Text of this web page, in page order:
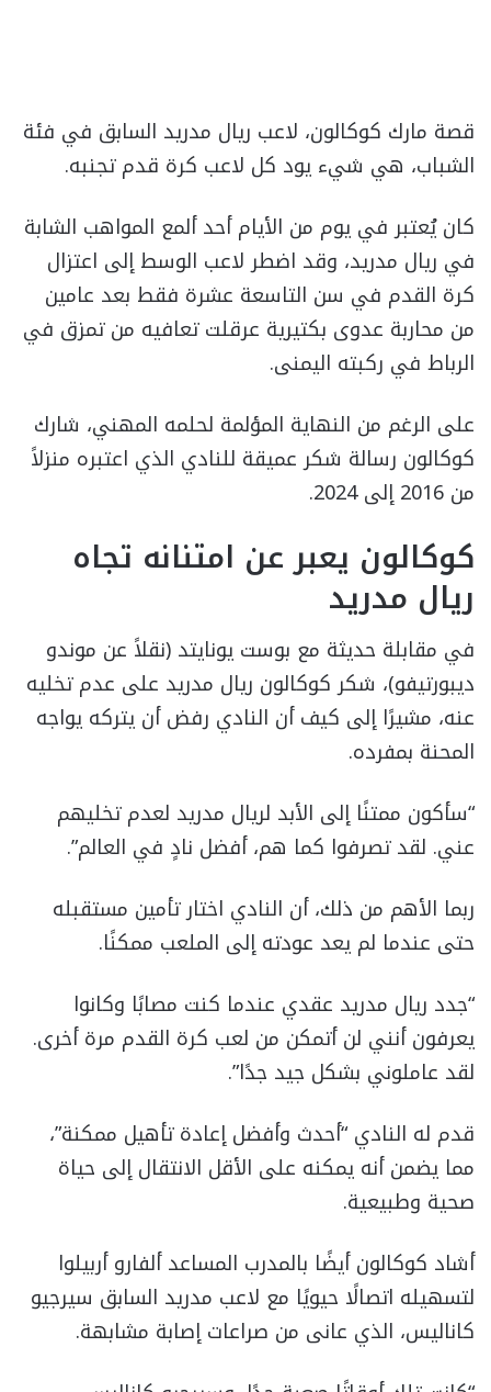
قصة مارك كوكالون، لاعب ريال مدريد السابق في فئة
الشباب، هي شيء يود كل لاعب كرة قدم تجنبه.
كان يُعتبر في يوم من الأيام أحد ألمع المواهب الشابة
في ريال مدريد، وقد اضطر لاعب الوسط إلى اعتزال
كرة القدم في سن التاسعة عشرة فقط بعد عامين
من محاربة عدوى بكتيرية عرقلت تعافيه من تمزق في
الرباط في ركبته اليمنى.
على الرغم من النهاية المؤلمة لحلمه المهني، شارك
كوكالون رسالة شكر عميقة للنادي الذي اعتبره منزلاً
من 2016 إلى 2024.
كوكالون يعبر عن امتنانه تجاه
ريال مدريد
في مقابلة حديثة مع بوست يونايتد (نقلاً عن موندو
ديبورتيفو)، شكر كوكالون ريال مدريد على عدم تخليه
عنه، مشيرًا إلى كيف أن النادي رفض أن يتركه يواجه
المحنة بمفرده.
“سأكون ممتنًا إلى الأبد لريال مدريد لعدم تخليهم
عني. لقد تصرفوا كما هم، أفضل نادٍ في العالم”.
ربما الأهم من ذلك، أن النادي اختار تأمين مستقبله
حتى عندما لم يعد عودته إلى الملعب ممكنًا.
“جدد ريال مدريد عقدي عندما كنت مصابًا وكانوا
يعرفون أنني لن أتمكن من لعب كرة القدم مرة أخرى.
لقد عاملوني بشكل جيد جدًا”.
قدم له النادي “أحدث وأفضل إعادة تأهيل ممكنة”،
مما يضمن أنه يمكنه على الأقل الانتقال إلى حياة
صحية وطبيعية.
أشاد كوكالون أيضًا بالمدرب المساعد ألفارو أربيلوا
لتسهيله اتصالًا حيويًا مع لاعب مدريد السابق سيرجيو
كاناليس، الذي عانى من صراعات إصابة مشابهة.